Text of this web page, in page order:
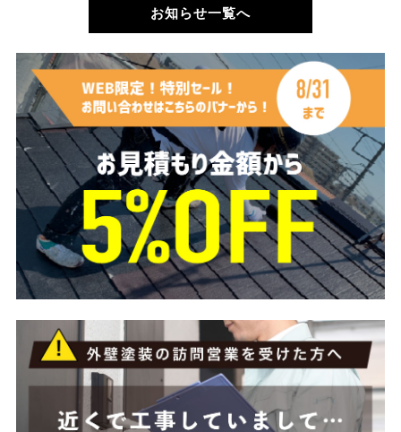
お知らせ一覧へ